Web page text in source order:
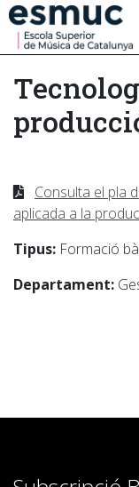
Estudis
Recerca
Serveis
Consulta el pla
aplicada a la
Tipus: Formació
Departament: